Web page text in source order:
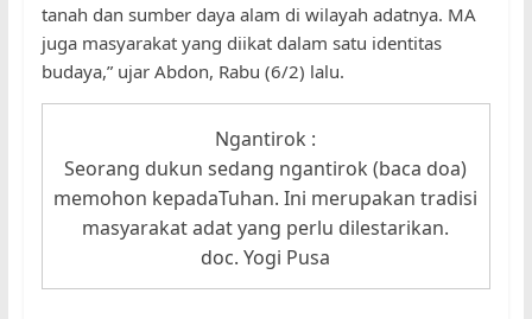
tanah dan sumber daya alam di wilayah adatnya. MA
juga masyarakat yang diikat dalam satu identitas
budaya,” ujar Abdon, Rabu (6/2) lalu.
Ngantirok :
Seorang dukun sedang ngantirok (baca doa)
memohon kepadaTuhan. Ini merupakan tradisi
masyarakat adat yang perlu dilestarikan.
doc. Yogi Pusa